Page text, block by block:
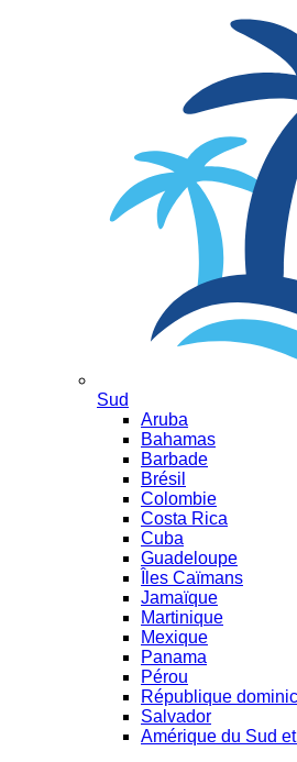
Sud
Aruba
Bahamas
Barbade
Brésil
Colombie
Costa Rica
Cuba
Guadeloupe
Îles Caïmans
Jamaïque
Martinique
Mexique
Panama
Pérou
République
Salvador
Amérique du Sud